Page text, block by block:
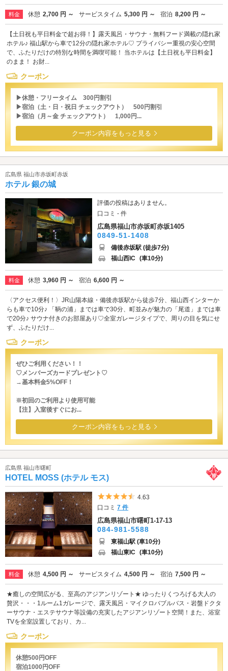
料金 休憩 2,700 円 ～ サービスタイム 5,300 円 ～ 宿泊 8,200 円 ～
【土日祝も平日料金で超お得！】露天風呂・サウナ・無料フード満載の隠れ家
ホテル♪ 福山駅から車で12分の隠れ家ホテル♡ プライバシー重視の安心空間
で、ふたりだけの特別な時間を満喫可能！ 当ホテルは【土日祝も平日料金】
のまま！ お財...
クーポン
▶休憩・フリータイム 300円割引
▶宿泊（土・日・祝日 チェックアウト） 500円割引
▶宿泊（月～金 チェックアウト） 1,000円...
クーポン内容をもっと見る
広島県 福山市赤坂町赤坂
ホテル 銀の城
評価の投稿はありません。
口コミ - 件
広島県福山市赤坂町赤坂1405
0849-51-1408
備後赤坂駅 (徒歩7分)
福山西IC (車10分)
料金 休憩 3,960 円 ～ 宿泊 6,600 円 ～
〈アクセス便利！〉JR山陽本線・備後赤坂駅から徒歩7分、福山西インターか
らも車で10分♪ 「鞆の浦」までは車で30分、町並みが魅力の「尾道」までは車
で20分♪ サウナ付きのお部屋あり♡全室ガレージタイプで、周りの目を気にせ
ず、ふたりだけ...
クーポン
ぜひご利用ください！！
♡メンバーズカードプレゼント♡
→基本料金5%OFF！
※初回のご利用より使用可能
【注】入室後すぐにお...
クーポン内容をもっと見る
広島県 福山市曙町
HOTEL MOSS (ホテル モス)
5つ星のうち4.5
4.63
口コミ7 件
広島県福山市曙町1-17-13
084-981-5588
東福山駅 (車10分)
福山東IC (車10分)
料金 休憩 4,500 円 ～ サービスタイム 4,500 円 ～ 宿泊 7,500 円 ～
★癒しの空間広がる、至高のアジアンリゾート★ ゆったりくつろげる大人の
贅沢・・・1ルーム1ガレージで、露天風呂・マイクロバブルバス・岩盤ドクタ
ーサウナ・エステサウナ等設備の充実したアジアンリゾート空間！また、浴室
TVを全室設置しており、カ...
クーポン
休憩500円OFF
宿泊1000円OFF